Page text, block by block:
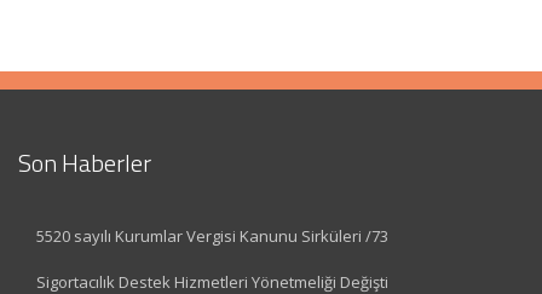
Son Haberler
5520 sayılı Kurumlar Vergisi Kanunu Sirküleri /73
Sigortacılık Destek Hizmetleri Yönetmeliği Değişti